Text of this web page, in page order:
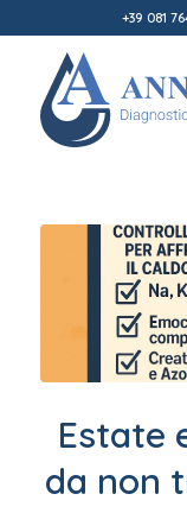
+39 081
Estate
da non